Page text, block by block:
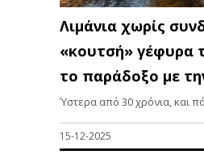
Λιμάνια χωρίς
«κουτσή» γέφυρα
το παράδοξο με
Ύστερα από 30 χρόνια, και
15-12-2025